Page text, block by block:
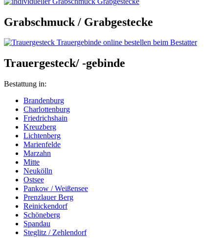
Grabschmuck / Grabgestecke
Trauergesteck/ -gebinde
Bestattung in:
Brandenburg
Charlottenburg
Friedrichshain
Kreuzberg
Lichtenberg
Marienfelde
Marzahn
Mitte
Neukölln
Ostsee
Pankow / Weißensee
Prenzlauer Berg
Reinickendorf
Schöneberg
Spandau
Steglitz / Zehlendorf